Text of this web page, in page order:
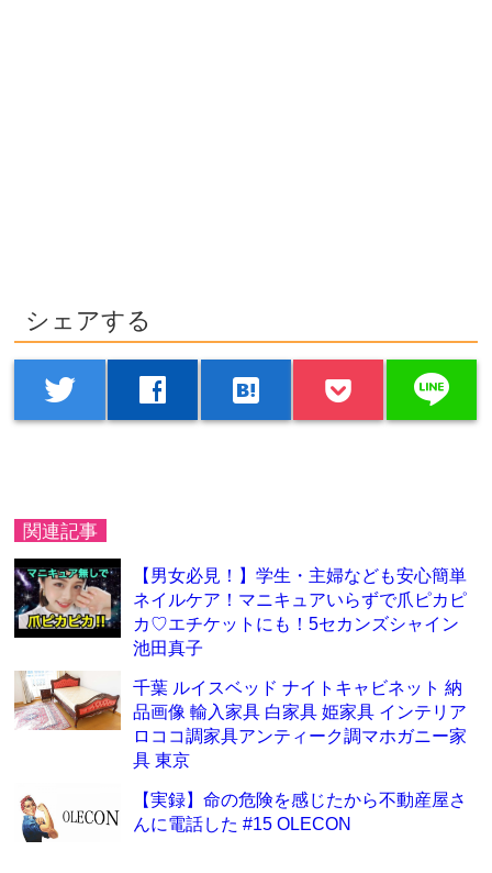
シェアする
twitter facebook hatenabookmark line
関連記事
【男女必見！】学生・主婦なども安心簡単
ネイルケア！マニキュアいらずで爪ピカピ
カ♡エチケットにも！5セカンズシャイン
池田真子
千葉 ルイスベッド ナイトキャビネット 納
品画像 輸入家具 白家具 姫家具 インテリア
ロココ調家具アンティーク調マホガニー家
具 東京
【実録】命の危険を感じたから不動産屋さ
んに電話した #15 OLECON